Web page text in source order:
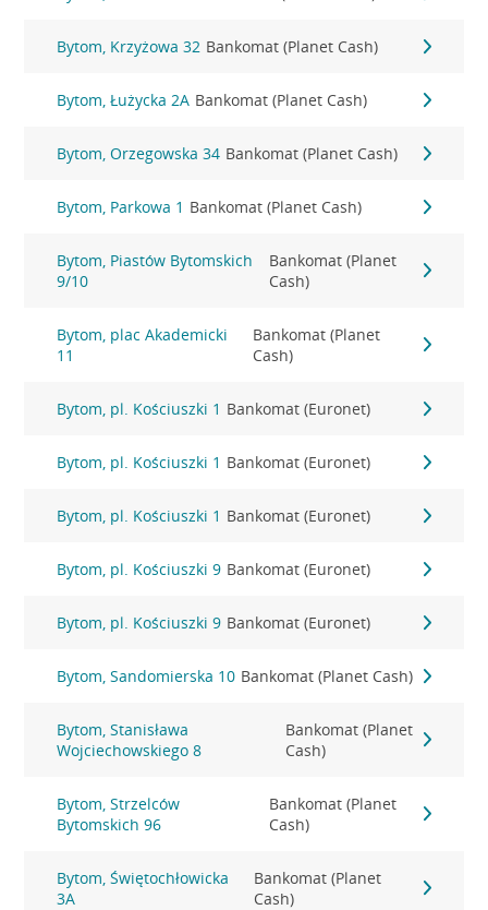
Bytom, Krzyżowa 32 Bankomat (Planet Cash)
Bytom, Łużycka 2A Bankomat (Planet Cash)
Bytom, Orzegowska 34 Bankomat (Planet Cash)
Bytom, Parkowa 1 Bankomat (Planet Cash)
Bytom, Piastów Bytomskich
9/10
Bankomat (Planet
Cash)
Bytom, plac Akademicki
11
Bankomat (Planet
Cash)
Bytom, pl. Kościuszki 1 Bankomat (Euronet)
Bytom, pl. Kościuszki 1 Bankomat (Euronet)
Bytom, pl. Kościuszki 1 Bankomat (Euronet)
Bytom, pl. Kościuszki 9 Bankomat (Euronet)
Bytom, pl. Kościuszki 9 Bankomat (Euronet)
Bytom, Sandomierska 10 Bankomat (Planet Cash)
Bytom, Stanisława
Wojciechowskiego 8
Bankomat (Planet
Cash)
Bytom, Strzelców
Bytomskich 96
Bankomat (Planet
Cash)
Bytom, Świętochłowicka
3A
Bankomat (Planet
Cash)